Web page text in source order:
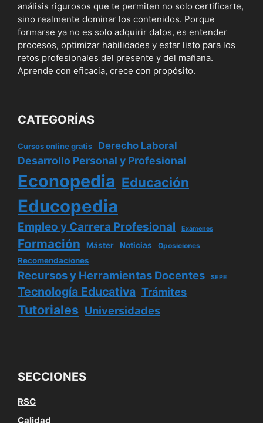
análisis rigurosos que te permiten no solo certificarte,
sino realmente dominar los contenidos. Porque
formarse ya no es solo adquirir datos, es entender
procesos, optimizar habilidades y estar listo para los
retos profesionales del presente y del mañana.
Aprende con eficacia, crece con propósito.
CATEGORÍAS
Cursos online gratis Derecho Laboral
Desarrollo Personal y Profesional
Econopedia Educación
Educopedia
Empleo y Carrera Profesional Exámenes
Formación Máster Noticias Oposiciones
Recomendaciones
Recursos y Herramientas Docentes SEPE
Tecnología Educativa Trámites
Tutoriales Universidades
SECCIONES
RSC
Calidad